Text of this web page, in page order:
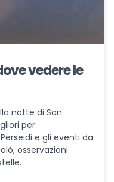
vedere le
notte di San
per
e gli eventi da
osservazioni